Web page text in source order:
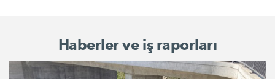
Haberler ve iş raporları